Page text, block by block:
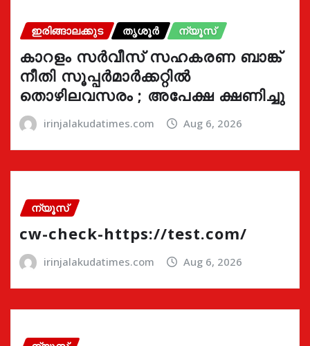
ഇരിങ്ങാലക്കുട തൃശൂർ ന്യൂസ്
കാറളം സർവീസ് സഹകരണ ബാങ്ക്
നീതി സൂപ്പർമാർക്കറ്റിൽ
തൊഴിലവസരം ; അപേക്ഷ ക്ഷണിച്ചു
irinjalakudatimes.com Aug 6, 2026
ന്യൂസ്
cw-check-https://test.com/
irinjalakudatimes.com Aug 6, 2026